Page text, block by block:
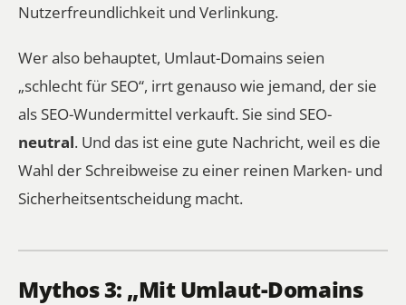
Nutzerfreundlichkeit und Verlinkung.
Wer also behauptet, Umlaut-Domains seien
„schlecht für SEO“, irrt genauso wie jemand, der sie
als SEO-Wundermittel verkauft. Sie sind SEO-
neutral. Und das ist eine gute Nachricht, weil es die
Wahl der Schreibweise zu einer reinen Marken- und
Sicherheitsentscheidung macht.
Mythos 3: „Mit Umlaut-Domains